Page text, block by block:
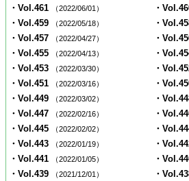
・Vol.461 （2022/06/01） ・
・Vol.459 （2022/05/18） ・
・Vol.457 （2022/04/27） ・
・Vol.455 （2022/04/13） ・
・Vol.453 （2022/03/30） ・
・Vol.451 （2022/03/16） ・
・Vol.449 （2022/03/02） ・
・Vol.447 （2022/02/16） ・
・Vol.445 （2022/02/02） ・
・Vol.443 （2022/01/19） ・
・Vol.441 （2022/01/05） ・
・Vol.439 （2021/12/01） ・